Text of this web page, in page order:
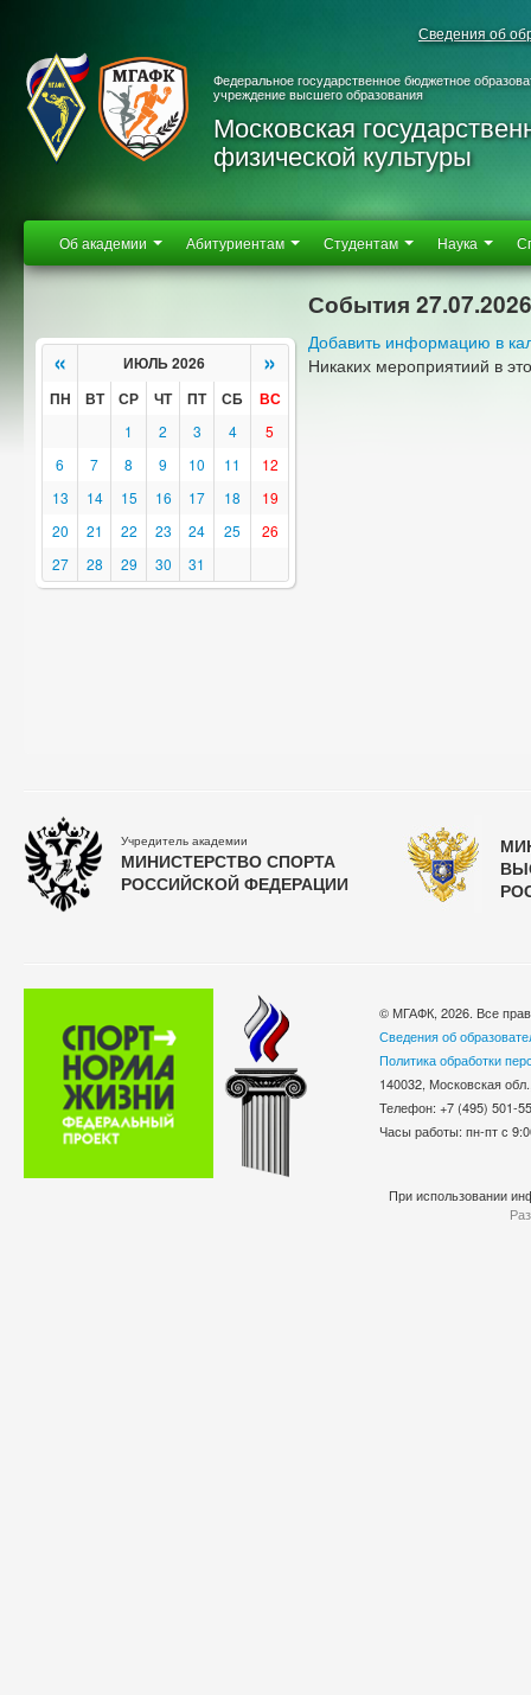
Сведения об
Федеральное государственное бюджетное
учреждение высшего образования
Московская
физической культуры
Об академии Абитуриентам Студентам Наука
« ИЮЛЬ 2026 »
ПН ВТ СР ЧТ ПТ СБ ВС
1 2 3 4
5
6
7 8 9 10 11
12
13
14 15 16 17 18
19
20
21 22 23 24 25
26
27
28 29 30 31
События 27.07.2026
Добавить информацию в
Никаких мероприятиий в
Учредитель академии
МИНИСТЕРСТВО СПОРТА
РОССИЙСКОЙ ФЕДЕРАЦИИ
© МГАФК, 2026. Все
Сведения об
Политика обработки
140032, Московская
Телефон: +7 (495)
Часы работы: пн-пт с
При использовании